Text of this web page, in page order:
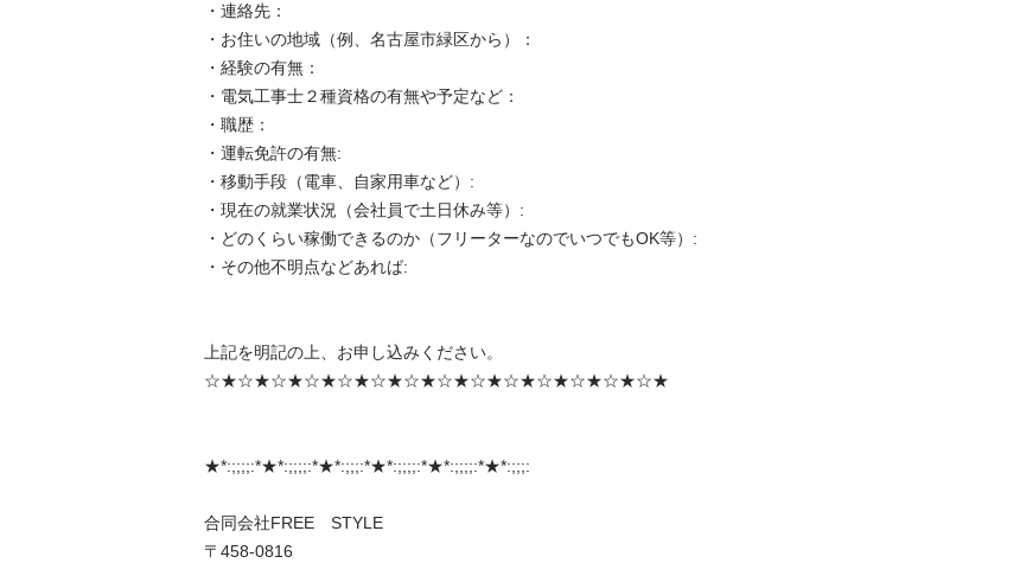
・連絡先：
・お住いの地域（例、名古屋市緑区から）：
・経験の有無：
・電気工事士２種資格の有無や予定など：
・職歴：
・運転免許の有無:
・移動手段（電車、自家用車など）:
・現在の就業状況（会社員で土日休み等）:
・どのくらい稼働できるのか（フリーターなのでいつでもOK等）:
・その他不明点などあれば:
上記を明記の上、お申し込みください。
☆★☆★☆★☆★☆★☆★☆★☆★☆★☆★☆★☆★☆★☆★
★*:;;;;:*★*:;;;;:*★*:;;;:*★*:;;;;:*★*:;;;;:*★*:;;;:
合同会社FREE　STYLE
〒458-0816